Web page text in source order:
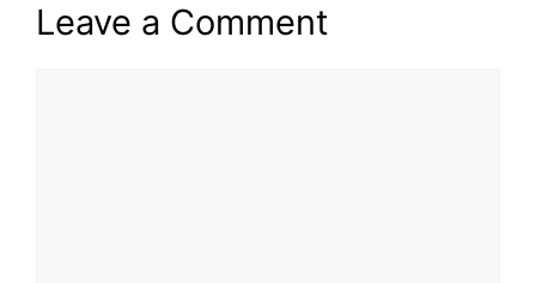
Leave a Comment